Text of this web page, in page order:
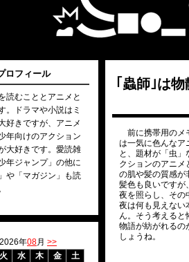
｢蟲師｣は物
前に携帯用のメ
は一気に色んなア
と、題材が「虫
クションのアニメ
の肌や髪の質感が
髪色も良いです
夜を照らし、その
夜は何も見えない
ん。そう考える
物語が紡がれるの
しょうね。
ロフィール
読むこととアニメと
。ドラマや小説はミ
好きですが、アニメ
年向けのアクション
大好きです。愛読雑
年ジャンプ」の他に
や「マガジン」も読
2026年08月 >>
火 水 木 金
土